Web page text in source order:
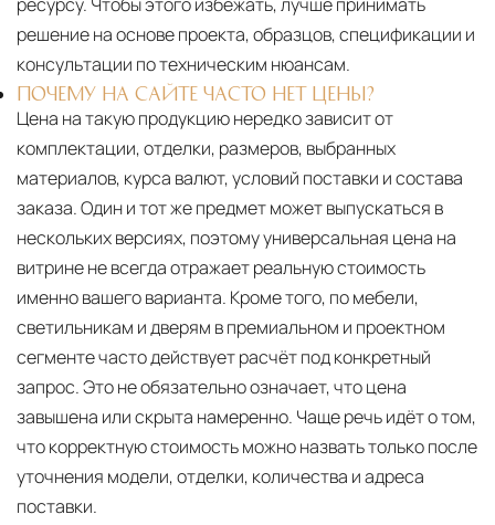
решение на основе проекта, образцов, спецификации и
консультации по техническим нюансам.
ПОЧЕМУ НА САЙТЕ ЧАСТО НЕТ ЦЕНЫ?
Цена на такую продукцию нередко зависит от
комплектации, отделки, размеров, выбранных
материалов, курса валют, условий поставки и состава
заказа. Один и тот же предмет может выпускаться в
нескольких версиях, поэтому универсальная цена на
витрине не всегда отражает реальную стоимость
именно вашего варианта. Кроме того, по мебели,
светильникам и дверям в премиальном и проектном
сегменте часто действует расчёт под конкретный
запрос. Это не обязательно означает, что цена
завышена или скрыта намеренно. Чаще речь идёт о том,
что корректную стоимость можно назвать только после
уточнения модели, отделки, количества и адреса
поставки.